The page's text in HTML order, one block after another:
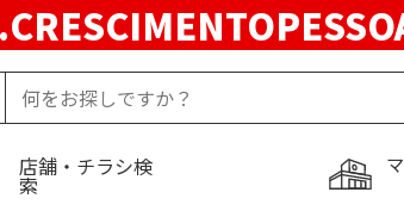
店舗・チラシ検
索